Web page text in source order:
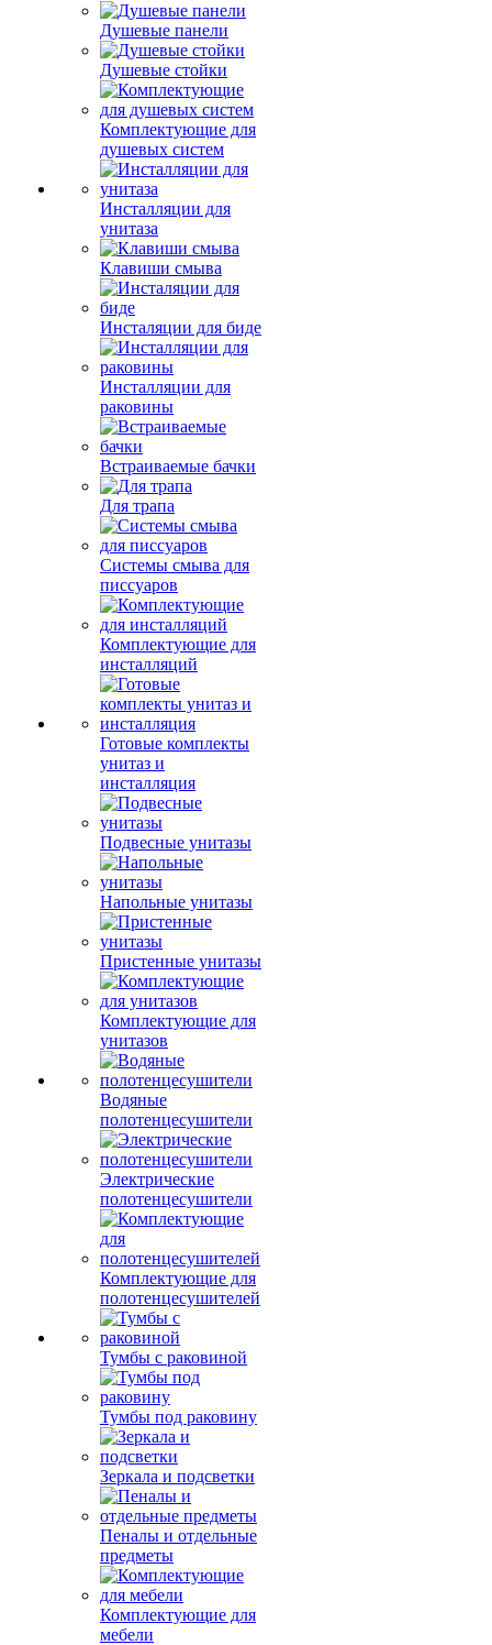
Душевые панели
Душевые стойки
Комплектующие для
душевых систем
Инсталляции для
унитаза
Клавиши смыва
Инсталяции для биде
Инсталляции для
раковины
Встраиваемые бачки
Для трапа
Системы смыва для
писсуаров
Комплектующие для
инсталляций
Готовые комплекты
унитаз и
инсталляция
Подвесные унитазы
Напольные унитазы
Пристенные унитазы
Комплектующие для
унитазов
Водяные
полотенцесушители
Электрические
полотенцесушители
Комплектующие для
полотенцесушителей
Тумбы с раковиной
Тумбы под раковину
Зеркала и подсветки
Пеналы и отдельные
предметы
Комплектующие для
мебели